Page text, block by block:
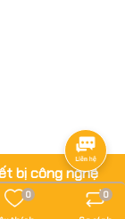
bị công nghệ
0 0